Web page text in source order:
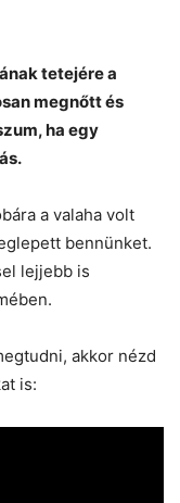
tetejére a
megnőtt és
ha egy
a valaha volt
bennünket.
lejjebb is
akkor nézd
is: